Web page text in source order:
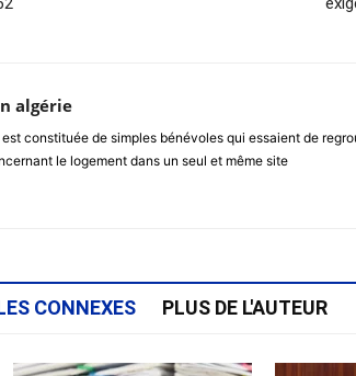
algérie
constituée de simples bénévoles qui essaient de
le logement dans un seul et même site
CONNEXES PLUS DE L'AUTEUR